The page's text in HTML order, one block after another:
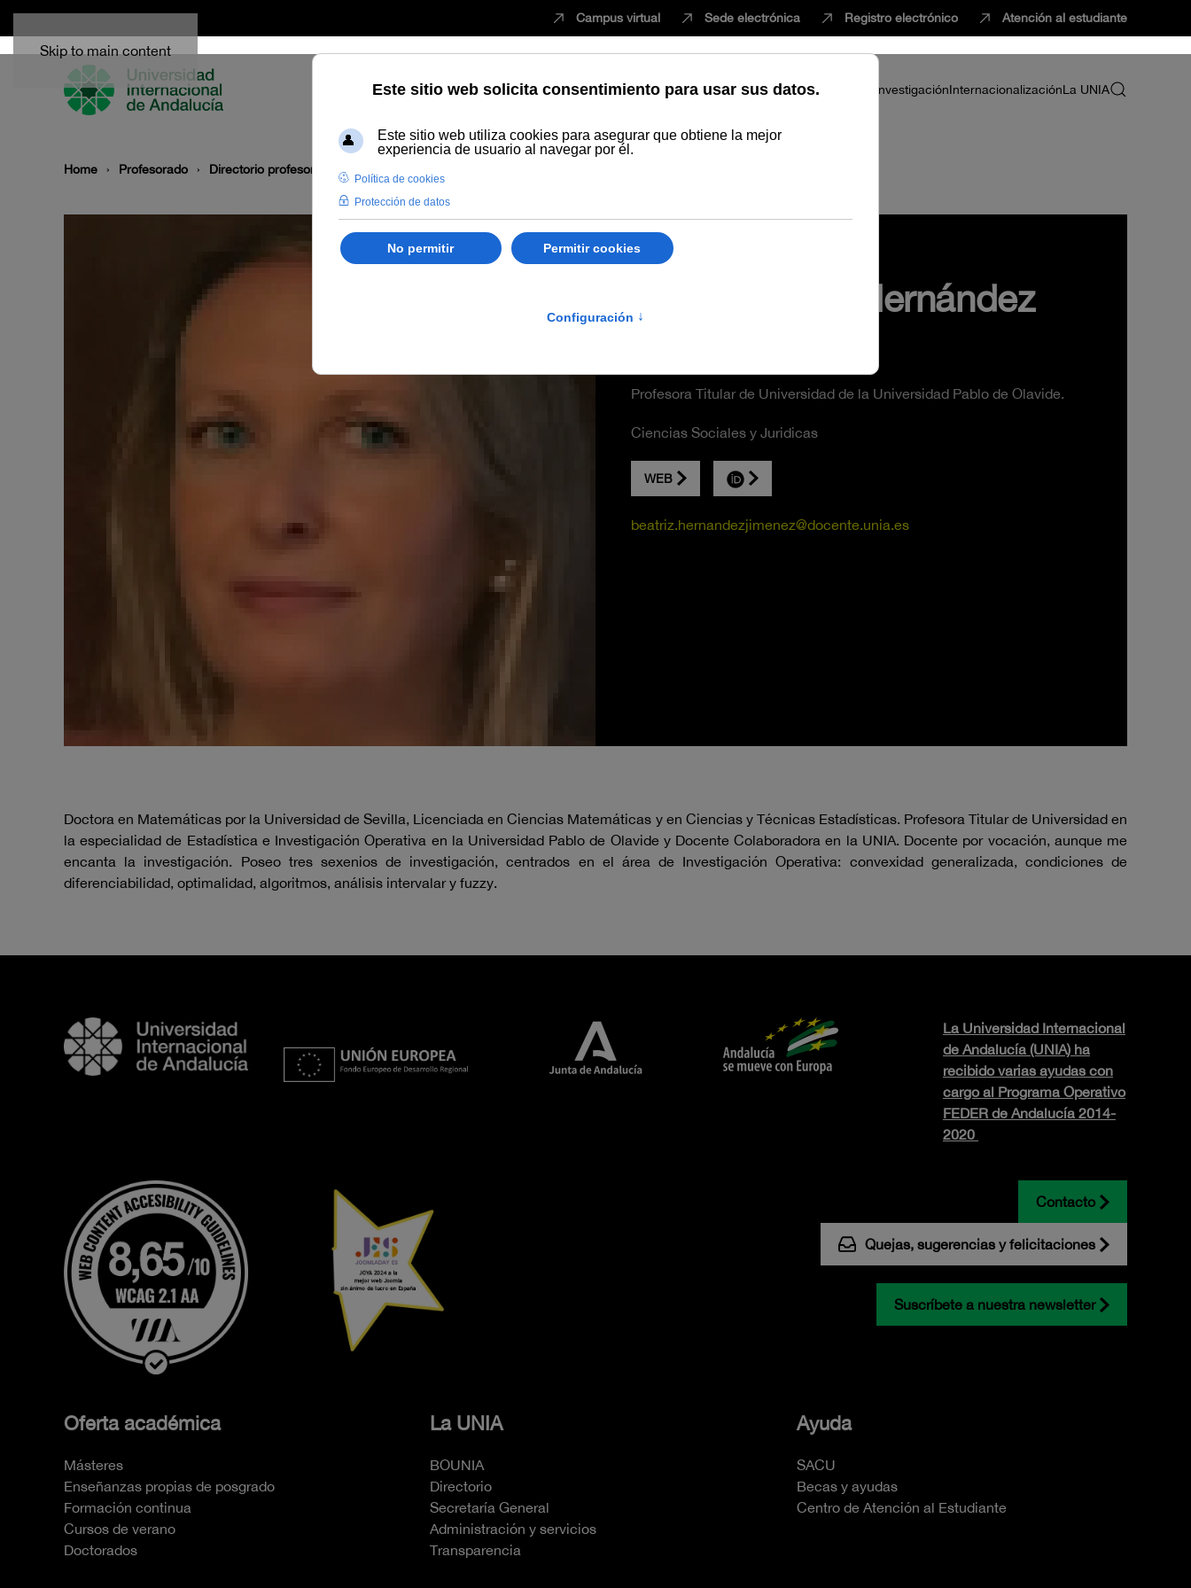
Skip to main content
Campus virtual Sede electrónica Registro electrónico Atención al estudiante
EstudiarInnovaciónVida universitariaProfesorado InvestigaciónInternacionalizaciónLa UNIA
Home Profesorado Directorio profesor María Beatriz Hernández Jiménez
María Beatriz Hernández
Profesora Titular de Universidad de la Universidad Pablo de Olavide.
Ciencias Sociales y Juridicas
WEB
beatriz.hernandezjimenez@docente.unia.es
Doctora en Matemáticas por la Universidad de Sevilla, Licenciada en Ciencias Matemáticas y en Ciencias y Técnicas Estadísticas. Profesora Titular de Universidad en
la especialidad de Estadística e Investigación Operativa en la Universidad Pablo de Olavide y Docente Colaboradora en la UNIA. Docente por vocación, aunque me
encanta la investigación. Poseo tres sexenios de investigación, centrados en el área de Investigación Operativa: convexidad generalizada, condiciones de
diferenciabilidad, optimalidad, algoritmos, análisis intervalar y fuzzy.
La Universidad Internacional
de Andalucía (UNIA) ha
recibido varias ayudas con
cargo al Programa Operativo
FEDER de Andalucía 2014-
2020
Contacto
Quejas, sugerencias y felicitaciones
Suscríbete a nuestra newsletter
Oferta académica
Másteres
Enseñanzas propias de posgrado
Formación continua
Cursos de verano
Doctorados
La UNIA
BOUNIA
Directorio
Secretaría General
Administración y servicios
Transparencia
Ayuda
SACU
Becas y ayudas
Centro de Atención al Estudiante